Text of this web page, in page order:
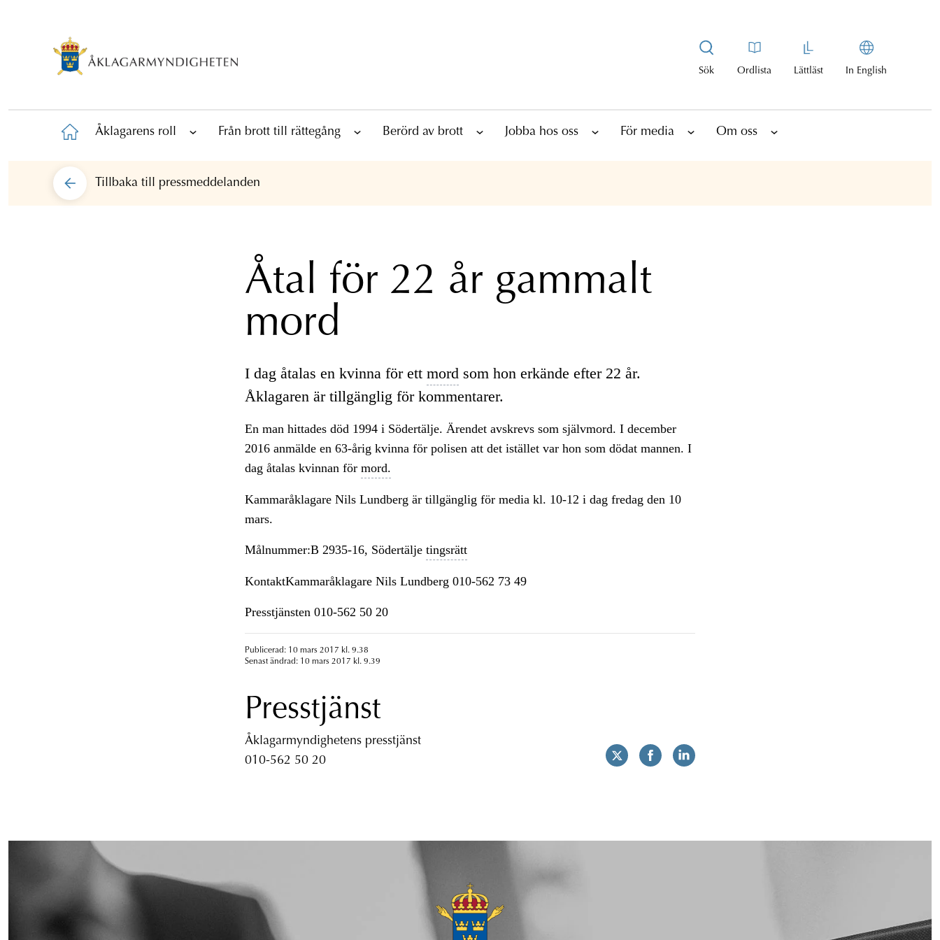
Sök Ordlista Lättläst In English
Åklagarens roll Från brott till rättegång Berörd av brott Jobba hos oss För media Om oss
Tillbaka till pressmeddelanden
Åtal för 22 år gammalt
mord
I dag åtalas en kvinna för ett mord som hon erkände efter 22 år.
Åklagaren är tillgänglig för kommentarer.
En man hittades död 1994 i Södertälje. Ärendet avskrevs som självmord. I december
2016 anmälde en 63-årig kvinna för polisen att det istället var hon som dödat mannen. I
dag åtalas kvinnan för mord.
Kammaråklagare Nils Lundberg är tillgänglig för media kl. 10-12 i dag fredag den 10
mars.
Målnummer:B 2935-16, Södertälje tingsrätt
KontaktKammaråklagare Nils Lundberg 010-562 73 49
Presstjänsten 010-562 50 20
Publicerad: 10 mars 2017 kl. 9.38
Senast ändrad: 10 mars 2017 kl. 9.39
Presstjänst
Åklagarmyndighetens presstjänst
010-562 50 20